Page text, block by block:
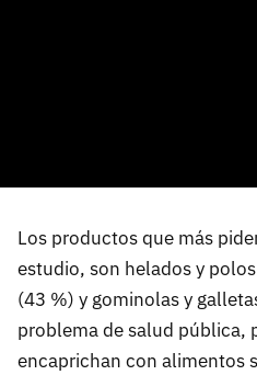
Los productos que más
estudio, son helados y
(43 %) y gominolas y
problema de salud pública,
encaprichan con alimentos